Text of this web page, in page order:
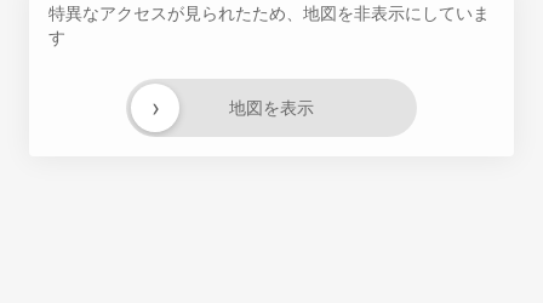
特異なアクセスが見られたため、地図を非表示にしていま
す
地図を表示
›